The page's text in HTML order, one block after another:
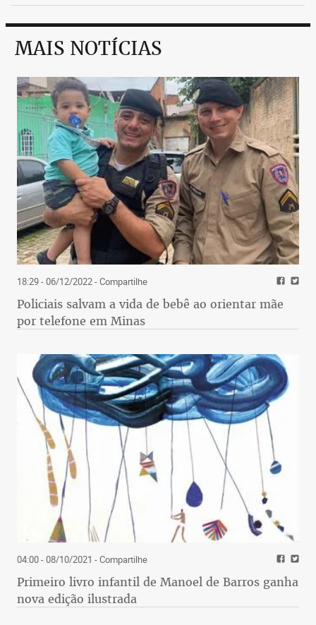
MAIS NOTÍCIAS
18:29 - 06/12/2022- Compartilhe
Policiais salvam a vida de bebê ao orientar mãe
por telefone em Minas
04:00 - 08/10/2021 - Compartilhe
Primeiro livro infantil de Manoel de Barros ganha
nova edição ilustrada